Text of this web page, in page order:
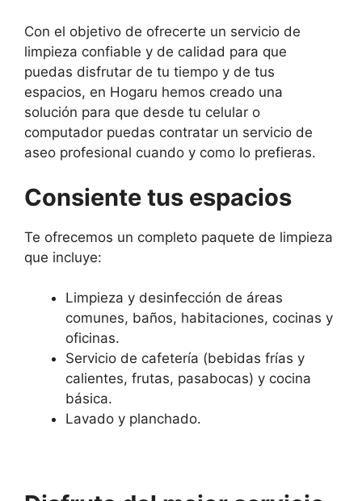
Con el objetivo de ofrecerte un servicio de
limpieza confiable y de calidad para que
puedas disfrutar de tu tiempo y de tus
espacios, en Hogaru hemos creado una
solución para que desde tu celular o
computador puedas contratar un servicio de
aseo profesional cuando y como lo prefieras.
Consiente tus espacios
Te ofrecemos un completo paquete de limpieza
que incluye:
Limpieza y desinfección de áreas
comunes, baños, habitaciones, cocinas y
oficinas.
Servicio de cafetería (bebidas frías y
calientes, frutas, pasabocas) y cocina
básica.
Lavado y planchado.